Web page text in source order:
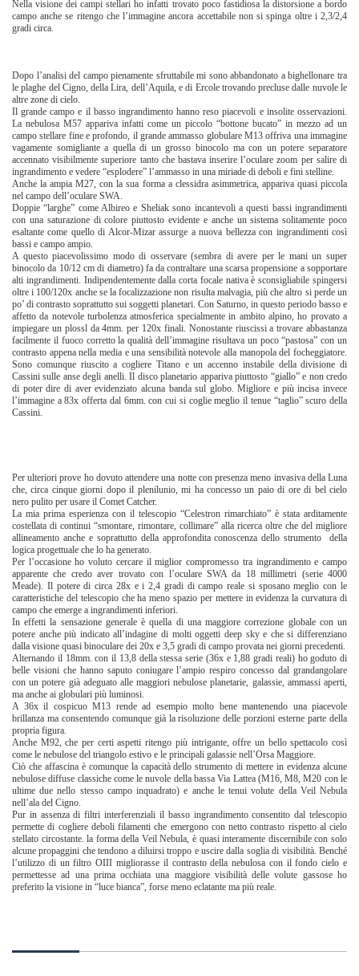
Nella visione dei campi stellari ho infatti trovato poco fastidiosa la distorsione a bordo
campo anche se ritengo che l’immagine ancora accettabile non si spinga oltre i 2,3/2,4
gradi circa.
Dopo l’analisi del campo pienamente sfruttabile mi sono abbandonato a bighellonare tra
le plaghe del Cigno, della Lira, dell’Aquila, e di Ercole trovando precluse dalle nuvole le
altre zone di cielo.
Il grande campo e il basso ingrandimento hanno reso piacevoli e insolite osservazioni.
La nebulosa M57 appariva infatti come un piccolo “bottone bucato” in mezzo ad un
campo stellare fine e profondo, il grande ammasso globulare M13 offriva una immagine
vagamente somigliante a quella di un grosso binocolo ma con un potere separatore
accennato visibilmente superiore tanto che bastava inserire l’oculare zoom per salire di
ingrandimento e vedere “esplodere” l’ammasso in una miriade di deboli e fini stelline.
Anche la ampia M27, con la sua forma a clessidra asimmetrica, appariva quasi piccola
nel campo dell’oculare SWA.
Doppie “larghe” come Albireo e Sheliak sono incantevoli a questi bassi ingrandimenti
con una saturazione di colore piuttosto evidente e anche un sistema solitamente poco
esaltante come quello di Alcor-Mizar assurge a nuova bellezza con ingrandimenti così
bassi e campo ampio.
A questo piacevolissimo modo di osservare (sembra di avere per le mani un super
binocolo da 10/12 cm di diametro) fa da contraltare una scarsa propensione a sopportare
alti ingrandimenti. Indipendentemente dalla corta focale nativa è sconsigliabile spingersi
oltre i 100/120x anche se la focalizzazione non risulta malvagia, più che altro si perde un
po’ di contrasto soprattutto sui soggetti planetari. Con Saturno, in questo periodo basso e
affetto da notevole turbolenza atmosferica specialmente in ambito alpino, ho provato a
impiegare un plossl da 4mm. per 120x finali. Nonostante riuscissi a trovare abbastanza
facilmente il fuoco corretto la qualità dell’immagine risultava un poco “pastosa” con un
contrasto appena nella media e una sensibilità notevole alla manopola del focheggiatore.
Sono comunque riuscito a cogliere Titano e un accenno instabile della divisione di
Cassini sulle anse degli anelli. Il disco planetario appariva piuttosto “giallo” e non credo
di poter dire di aver evidenziato alcuna banda sul globo. Migliore e più incisa invece
l’immagine a 83x offerta dal 6mm. con cui si coglie meglio il tenue “taglio” scuro della
Cassini.
Per ulteriori prove ho dovuto attendere una notte con presenza meno invasiva della Luna
che, circa cinque giorni dopo il plenilunio, mi ha concesso un paio di ore di bel cielo
nero pulito per usare il Comet Catcher.
La mia prima esperienza con il telescopio “Celestron rimarchiato” è stata arditamente
costellata di continui “smontare, rimontare, collimare” alla ricerca oltre che del migliore
allineamento anche e soprattutto della approfondita conoscenza dello strumento della
logica progettuale che lo ha generato.
Per l’occasione ho voluto cercare il miglior compromesso tra ingrandimento e campo
apparente che credo aver trovato con l’oculare SWA da 18 millimetri (serie 4000
Meade). Il potere di circa 28x e i 2,4 gradi di campo reale si sposano meglio con le
caratteristiche del telescopio che ha meno spazio per mettere in evidenza la curvatura di
campo che emerge a ingrandimenti inferiori.
In effetti la sensazione generale è quella di una maggiore correzione globale con un
potere anche più indicato all’indagine di molti oggetti deep sky e che si differenziano
dalla visione quasi binoculare dei 20x e 3,5 gradi di campo provata nei giorni precedenti.
Alternando il 18mm. con il 13,8 della stessa serie (36x e 1,88 gradi reali) ho goduto di
belle visioni che hanno saputo coniugare l’ampio respiro concesso dal grandangolare
con un potere già adeguato alle maggiori nebulose planetarie, galassie, ammassi aperti,
ma anche ai globulari più luminosi.
A 36x il cospicuo M13 rende ad esempio molto bene mantenendo una piacevole
brillanza ma consentendo comunque già la risoluzione delle porzioni esterne parte della
propria figura.
Anche M92, che per certi aspetti ritengo più intrigante, offre un bello spettacolo così
come le nebulose del triangolo estivo e le principali galassie nell’Orsa Maggiore.
Ciò che affascina è comunque la capacità dello strumento di mettere in evidenza alcune
nebulose diffuse classiche come le nuvole della bassa Via Lattea (M16, M8, M20 con le
ultime due nello stesso campo inquadrato) e anche le tenui volute della Veil Nebula
nell’ala del Cigno.
Pur in assenza di filtri interferenziali il basso ingrandimento consentito dal telescopio
permette di cogliere deboli filamenti che emergono con netto contrasto rispetto al cielo
stellato circostante. la forma della Veil Nebula, è quasi interamente discernibile con solo
alcune propaggini che tendono a diluirsi troppo e uscire dalla soglia di visibilità. Benché
l’utilizzo di un filtro OIII migliorasse il contrasto della nebulosa con il fondo cielo e
permettesse ad una prima occhiata una maggiore visibilità delle volute gassose ho
preferito la visione in “luce bianca”, forse meno eclatante ma più reale.